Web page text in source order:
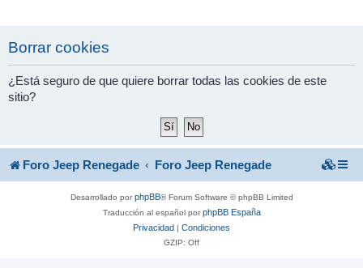
Borrar cookies
¿Está seguro de que quiere borrar todas las cookies de este
sitio?
Foro Jeep Renegade Foro Jeep Renegade
Desarrollado porphpBB® Forum Software © phpBB Limited
Traducción al español porphpBB España
Privacidad | Condiciones
GZIP: Off